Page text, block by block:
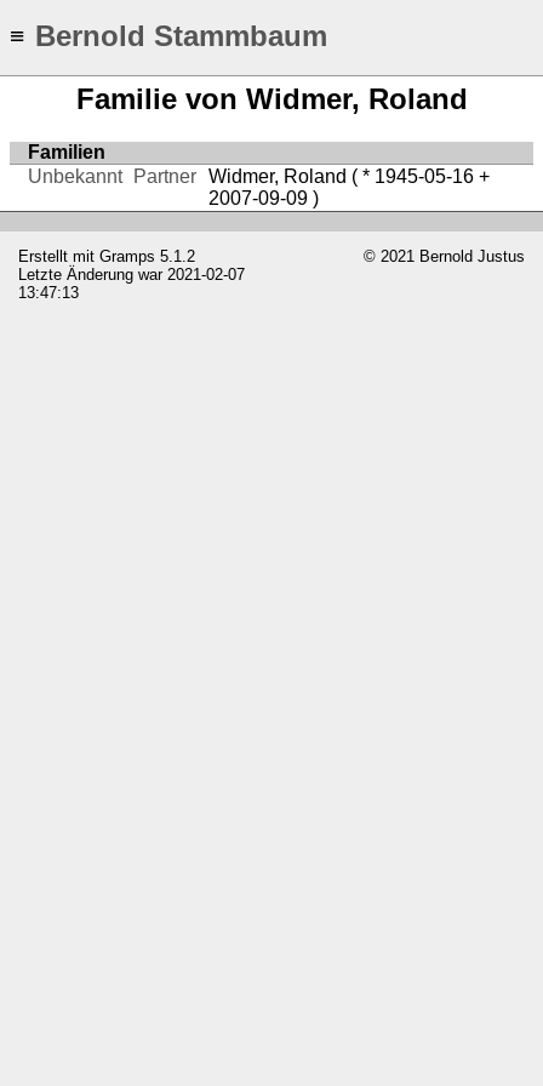
≡ Bernold Stammbaum
Familie von Widmer, Roland
Familien
Unbekannt
Partner Widmer, Roland ( * 1945-05-16 +
2007-09-09 )
Erstellt mit Gramps 5.1.2
Letzte Änderung war 2021-02-07
13:47:13
© 2021 Bernold Justus